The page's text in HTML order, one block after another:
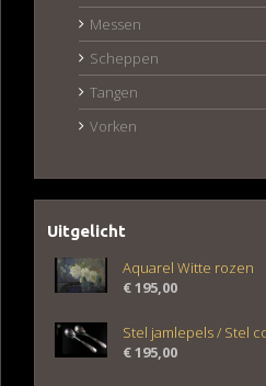
Messen
Scheppen
Tangen
Vorken
Uitgelicht
Aquarel Witte rozen
€195,00
Stel jamlepels / Stel
€195,00